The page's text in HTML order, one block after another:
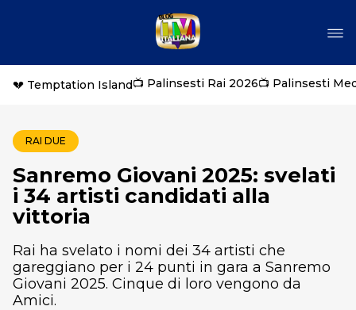
💔 Temptation Island📺 Palinsesti Rai 2026📺 Palinsesti
RAI DUE
Sanremo Giovani 2025: svelati
i 34 artisti candidati alla
vittoria
Rai ha svelato i nomi dei 34 artisti che
gareggiano per i 24 punti in gara a Sanremo
Giovani 2025. Cinque di loro vengono da
Amici.